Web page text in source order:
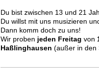
Du bist zwischen 13 und 21
Du willst mit uns musizieren
Dann komm doch zu uns!
Wir proben jeden Freitag von
Haßlinghausen (außer in den